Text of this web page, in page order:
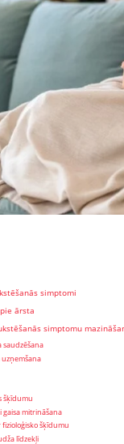
simptomi
ārsta
simptomu
saudzēšana
šķīdumu
gaisa mitrināšana
šķīdumu
līdzekļi